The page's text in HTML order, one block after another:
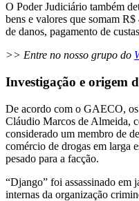
O Poder Judiciário também
bens e valores que somam
de danos, pagamento de
>> Entre no nosso grupo do
Investigação e origem
De acordo com o GAECO, os
Cláudio Marcos de Almeida,
considerado um membro de
comércio de drogas em larga
pesado para a facção.
“Django” foi assassinado em
internas da organização